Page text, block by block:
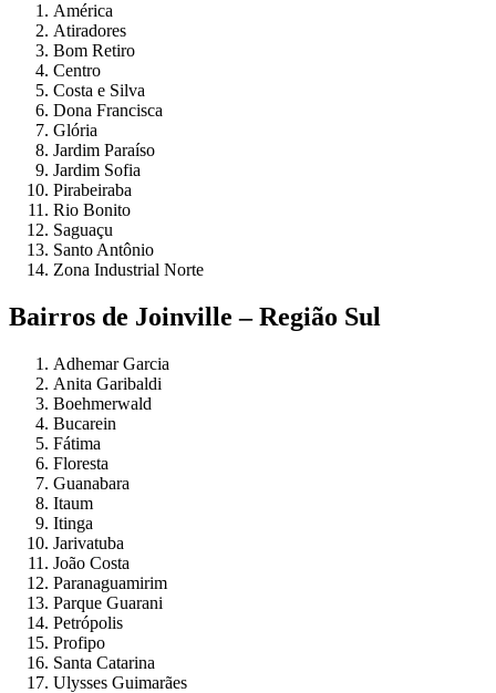
América
Atiradores
Bom Retiro
Centro
Costa e Silva
Dona Francisca
Glória
Jardim Paraíso
Jardim Sofia
Pirabeiraba
Rio Bonito
Saguaçu
Santo Antônio
Zona Industrial Norte
Bairros de Joinville – Região Sul
Adhemar Garcia
Anita Garibaldi
Boehmerwald
Bucarein
Fátima
Floresta
Guanabara
Itaum
Itinga
Jarivatuba
João Costa
Paranaguamirim
Parque Guarani
Petrópolis
Profipo
Santa Catarina
Ulysses Guimarães